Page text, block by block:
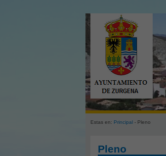
Estas en: Principal- Pleno
Pleno